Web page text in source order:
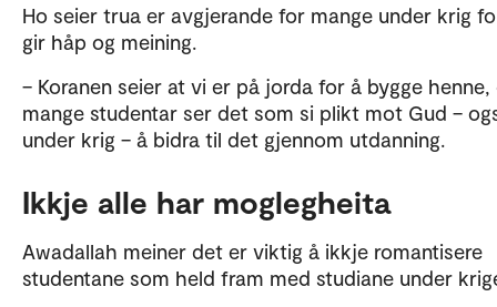
Ho seier trua er avgjerande for mange under krig
gir håp og meining.
– Koranen seier at vi er på jorda for å bygge henne,
mange studentar ser det som si plikt mot Gud –
under krig – å bidra til det gjennom utdanning.
Ikkje alle har moglegheita
Awadallah meiner det er viktig å ikkje romantisere
studentane som held fram med studiane under